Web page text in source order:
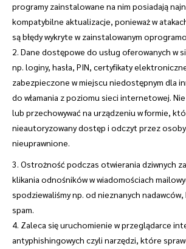
programy zainstalowane na nim posiadają
kompatybilne aktualizacje, ponieważ w
są błędy wykryte w zainstalowanym
2. Dane dostępowe do usług oferowanych w
np. loginy, hasła, PIN, certyfikaty
zabezpieczone w miejscu niedostępnym dla
do włamania z poziomu sieci internetowej.
lub przechowywać na urządzeniu w formie,
nieautoryzowany dostęp i odczyt przez
nieuprawnione.
3. Ostrożność podczas otwierania dziwnych
klikania odnośników w wiadomościach
spodziewaliśmy np. od nieznanych
spam.
4. Zaleca się uruchomienie w przeglądarce
antyphishingowych czyli narzędzi, które